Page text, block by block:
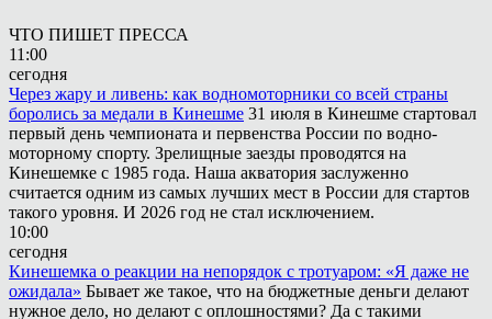
ЧТО ПИШЕТ ПРЕССА
11:00
сегодня
Через жару и ливень: как водномоторники со всей страны
боролись за медали в Кинешме 31 июля в Кинешме стартовал
первый день чемпионата и первенства России по водно-
моторному спорту. Зрелищные заезды проводятся на
Кинешемке с 1985 года. Наша акватория заслуженно
считается одним из самых лучших мест в России для стартов
такого уровня. И 2026 год не стал исключением.
10:00
сегодня
Кинешемка о реакции на непорядок с тротуаром: «Я даже не
ожидала» Бывает же такое, что на бюджетные деньги делают
нужное дело, но делают с оплошностями? Да с такими